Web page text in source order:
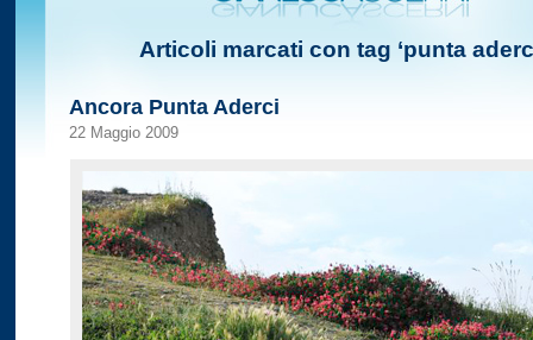
Articoli marcati con tag ‘punta
Ancora Punta Aderci
22 Maggio 2009